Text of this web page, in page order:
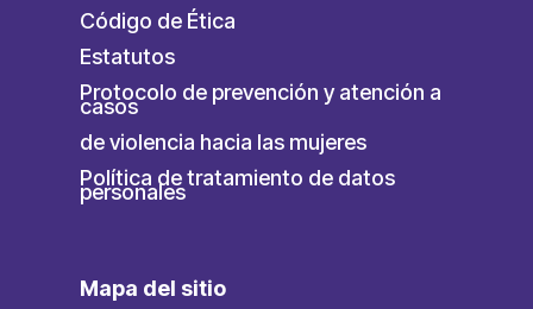
Código de Ética
Estatutos
Protocolo de prevención y atención a
casos
de violencia hacia las mujeres
Política de tratamiento de datos
personales
Mapa del sitio